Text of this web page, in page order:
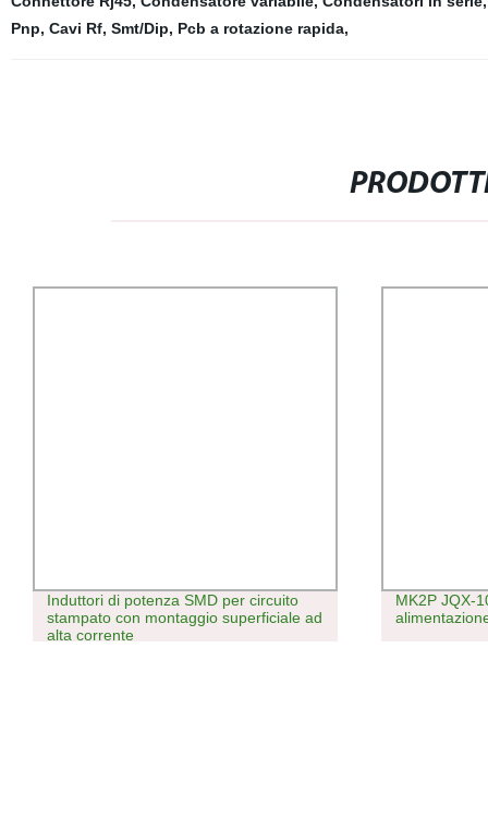
Pnp, Cavi Rf, Smt/Dip, Pcb a rotazione rapida,
Induttori di potenza SMD per circuito
stampato con montaggio superficiale ad
alta corrente
MK2P JQX-